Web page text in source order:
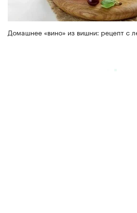
Домашнее «вино» из вишни: рецепт с